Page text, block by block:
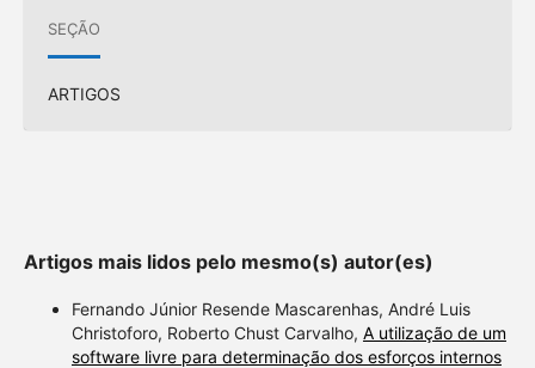
SEÇÃO
ARTIGOS
Artigos mais lidos pelo mesmo(s) autor(es)
Fernando Júnior Resende Mascarenhas, André Luis
Christoforo, Roberto Chust Carvalho, A utilização de um
software livre para determinação dos esforços internos